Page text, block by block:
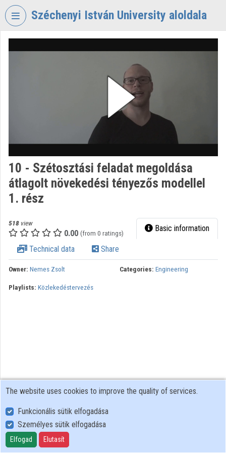
Skip header
Széchenyi István University aloldala
Categories
Organization playlists
Organizations
Contributors
10 - Szétosztási feladat megoldása
átlagolt növekedési tényezős modellel
1. rész
518 view
0.00 (from 0 ratings) Basic information
Technical data Share
Owner: Nemes Zsolt Categories: Engineering
Playlists: Közlekedéstervezés
User Policy
Adatkezelési tájékoztató (en)
Cookie Policy
The website uses cookies to improve the quality of services.
Funkcionális sütik elfogadása
Személyes sütik elfogadása
Elfogad Elutasít